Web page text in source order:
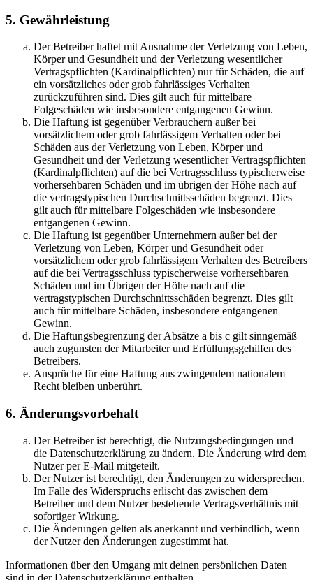
5. Gewährleistung
Der Betreiber haftet mit Ausnahme der Verletzung von Leben,
Körper und Gesundheit und der Verletzung wesentlicher
Vertragspflichten (Kardinalpflichten) nur für Schäden, die auf
ein vorsätzliches oder grob fahrlässiges Verhalten
zurückzuführen sind. Dies gilt auch für mittelbare
Folgeschäden wie insbesondere entgangenen Gewinn.
Die Haftung ist gegenüber Verbrauchern außer bei
vorsätzlichem oder grob fahrlässigem Verhalten oder bei
Schäden aus der Verletzung von Leben, Körper und
Gesundheit und der Verletzung wesentlicher Vertragspflichten
(Kardinalpflichten) auf die bei Vertragsschluss typischerweise
vorhersehbaren Schäden und im übrigen der Höhe nach auf
die vertragstypischen Durchschnittsschäden begrenzt. Dies
gilt auch für mittelbare Folgeschäden wie insbesondere
entgangenen Gewinn.
Die Haftung ist gegenüber Unternehmern außer bei der
Verletzung von Leben, Körper und Gesundheit oder
vorsätzlichem oder grob fahrlässigem Verhalten des Betreibers
auf die bei Vertragsschluss typischerweise vorhersehbaren
Schäden und im Übrigen der Höhe nach auf die
vertragstypischen Durchschnittsschäden begrenzt. Dies gilt
auch für mittelbare Schäden, insbesondere entgangenen
Gewinn.
Die Haftungsbegrenzung der Absätze a bis c gilt sinngemäß
auch zugunsten der Mitarbeiter und Erfüllungsgehilfen des
Betreibers.
Ansprüche für eine Haftung aus zwingendem nationalem
Recht bleiben unberührt.
6. Änderungsvorbehalt
Der Betreiber ist berechtigt, die Nutzungsbedingungen und
die Datenschutzerklärung zu ändern. Die Änderung wird dem
Nutzer per E-Mail mitgeteilt.
Der Nutzer ist berechtigt, den Änderungen zu widersprechen.
Im Falle des Widerspruchs erlischt das zwischen dem
Betreiber und dem Nutzer bestehende Vertragsverhältnis mit
sofortiger Wirkung.
Die Änderungen gelten als anerkannt und verbindlich, wenn
der Nutzer den Änderungen zugestimmt hat.
Informationen über den Umgang mit deinen persönlichen Daten
sind in der Datenschutzerklärung enthalten.